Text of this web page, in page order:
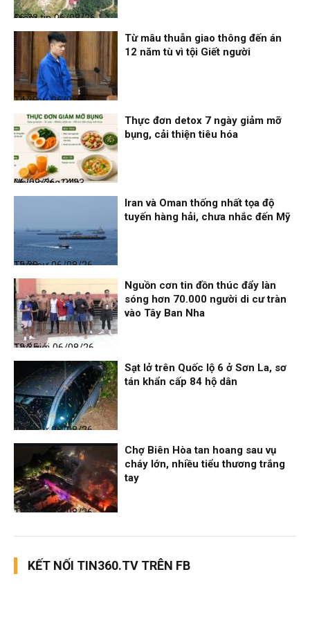
Điểm tin
06/08/26, 16:23
Thời sự
06/08/26, 14:28
Từ mâu thuẫn giao thông đến án
12 năm tù vì tội Giết người
Nhịp sống 24h
06/08/26, 14:23
Thực đơn detox 7 ngày giảm mỡ
bụng, cải thiện tiêu hóa
Thời sự
06/08/26, 12:38
Iran và Oman thống nhất tọa độ
tuyến hàng hải, chưa nhắc đến Mỹ
Thế giới
06/08/26, 12:35
Nguồn cơn tin đồn thúc đẩy làn
sóng hơn 70.000 người di cư tràn
vào Tây Ban Nha
Thời sự
06/08/26, 12:33
Sạt lở trên Quốc lộ 6 ở Sơn La, sơ
tán khẩn cấp 84 hộ dân
Thời sự
06/08/26, 12:30
Chợ Biên Hòa tan hoang sau vụ
cháy lớn, nhiều tiểu thương trắng
tay
KẾT NỐI TIN360.TV TRÊN FB